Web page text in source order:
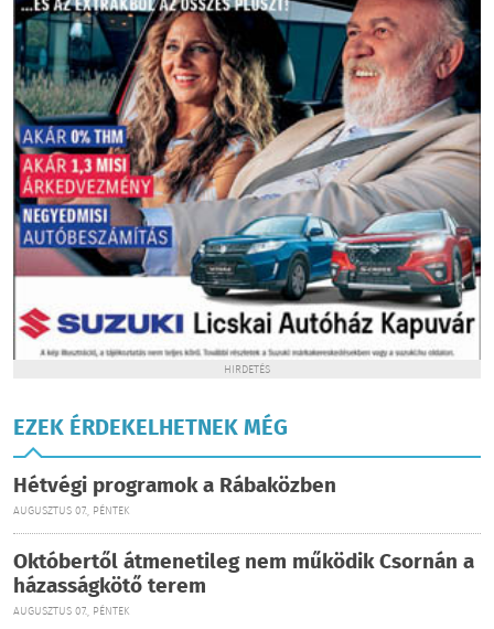
HIRDETÉS
EZEK ÉRDEKELHETNEK MÉG
Hétvégi programok a Rábaközben
AUGUSZTUS 07., PÉNTEK
Októbertől átmenetileg nem működik Csornán a
házasságkötő terem
AUGUSZTUS 07., PÉNTEK